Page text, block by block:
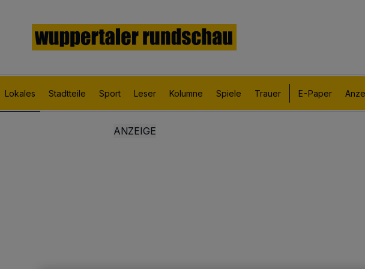
Lokales Stadtteile Sport Leser Kolumne Spiele Trauer E-Paper